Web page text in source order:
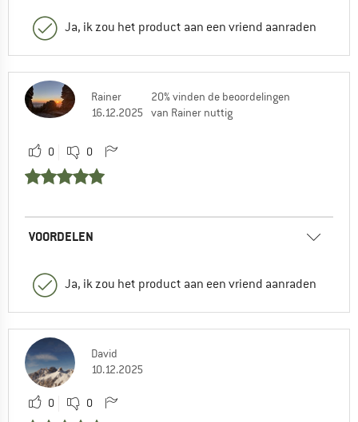
Ja, ik zou het product aan een vriend aanraden
Rainer
16.12.2025
20% vinden de beoordelingen
van Rainer nuttig
0 0
VOORDELEN
Ja, ik zou het product aan een vriend aanraden
David
10.12.2025
0 0